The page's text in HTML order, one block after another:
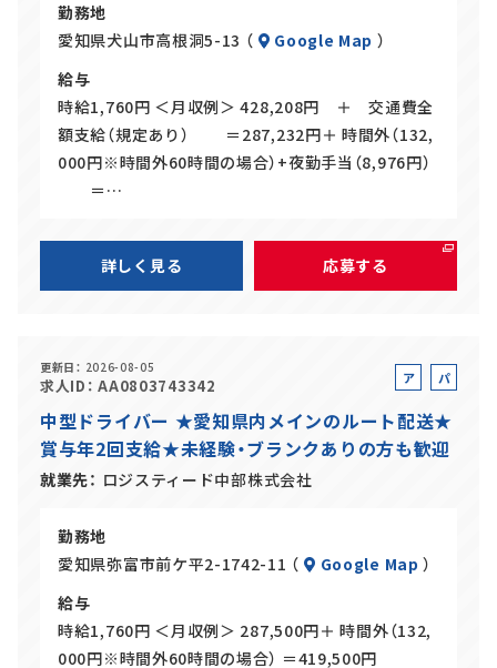
勤務地
愛知県犬山市高根洞5-13 （
Google Map ）
給与
時給1,760円 ＜月収例＞ 428,208円 ＋ 交通費全
額支給（規定あり） ＝287,232円＋ 時間外（132,
000円※時間外60時間の場合）+夜勤手当（8,976円）
＝…
詳しく見る 応募する
更新日 2026-08-05
求人ID AA0803743342
ア
バ
イ
パ
ト
中型ドライバー ★愛知県内メインのルート配送★
賞与年2回支給★未経験・ブランクありの方も歓迎
就業先 ロジスティード中部株式会社
勤務地
愛知県弥富市前ケ平2-1742-11 （
Google Map ）
給与
時給1,760円 ＜月収例＞ 287,500円＋ 時間外（132,
000円※時間外60時間の場合） ＝419,500円